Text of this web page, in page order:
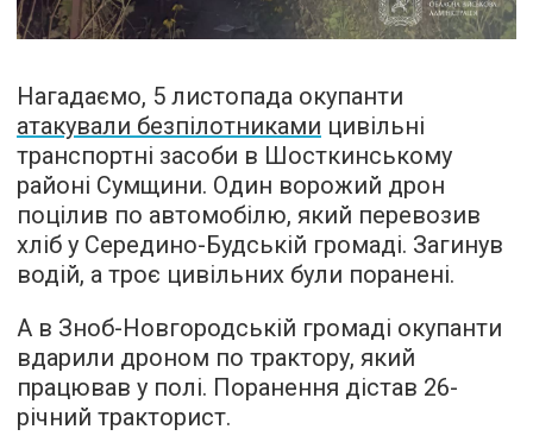
Нагадаємо, 5 листопада окупанти
атакували безпілотниками цивільні
транспортні засоби в Шосткинському
районі Сумщини. Один ворожий дрон
поцілив по автомобілю, який перевозив
хліб у Середино-Будській громаді. Загинув
водій, а троє цивільних були поранені.
А в Зноб-Новгородській громаді окупанти
вдарили дроном по трактору, який
працював у полі. Поранення дістав 26-
річний тракторист.